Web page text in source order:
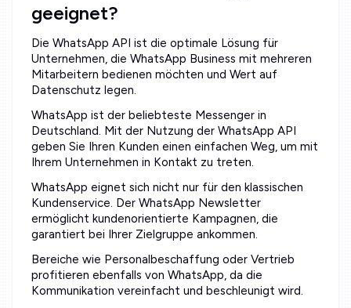
geeignet?
Die WhatsApp API ist die optimale Lösung für
Unternehmen, die WhatsApp Business mit mehreren
Mitarbeitern bedienen möchten und Wert auf
Datenschutz legen.
WhatsApp ist der beliebteste Messenger in
Deutschland. Mit der Nutzung der WhatsApp API
geben Sie Ihren Kunden einen einfachen Weg, um mit
Ihrem Unternehmen in Kontakt zu treten.
WhatsApp eignet sich nicht nur für den klassischen
Kundenservice. Der WhatsApp Newsletter
ermöglicht kundenorientierte Kampagnen, die
garantiert bei Ihrer Zielgruppe ankommen.
Bereiche wie Personalbeschaffung oder Vertrieb
profitieren ebenfalls von WhatsApp, da die
Kommunikation vereinfacht und beschleunigt wird.